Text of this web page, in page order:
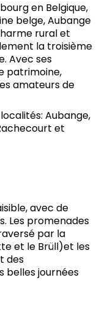
en Belgique,
belge, Aubange
rural et
la troisième
Avec ses
patrimoine,
amateurs de
Aubange,
et
avec de
Les promenades
par la
et le Brüll)et les
des
belles journées